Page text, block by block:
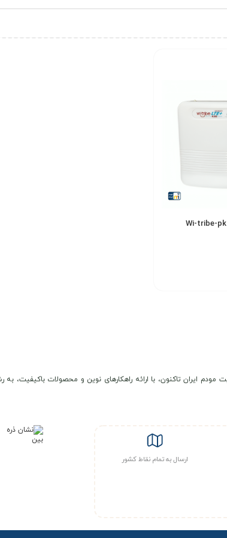
مودم TD-LTE مدل Wi-tribe-pk
مودم ایران تاکنون، با ارائه راهکارهای نوین و محصولات
ارسال به تمام نقاط کشور